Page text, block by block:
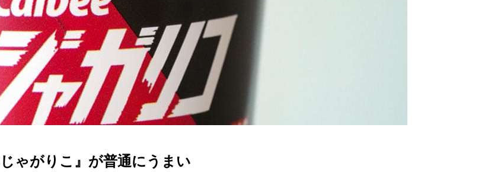
ゃがりこ』が普通にうまい